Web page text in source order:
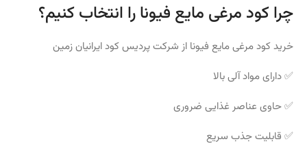
چرا کود مرغی مایع فیونا را انتخاب کنیم؟
خرید کود مرغی مایع فیونا از شرکت پردیس کود ایرانیان زمین
✅ دارای مواد آلی بالا
✅ حاوی عناصر غذایی ضروری
✅ قابلیت جذب سریع